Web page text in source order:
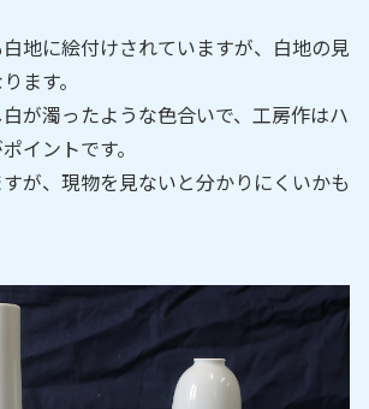
地に絵付けされていますが、白地の見
ます。
が濁ったような色合いで、工房作はハ
イントです。
が、現物を見ないと分かりにくいかも